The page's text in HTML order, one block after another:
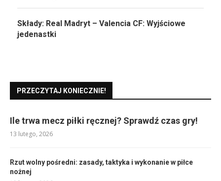
Składy: Real Madryt – Valencia CF: Wyjściowe
jedenastki
PRZECZYTAJ KONIECZNIE!
Ile trwa mecz piłki ręcznej? Sprawdź czas gry!
13 lutego, 2026
Rzut wolny pośredni: zasady, taktyka i wykonanie w piłce
nożnej